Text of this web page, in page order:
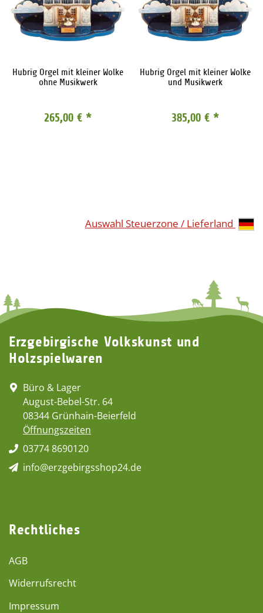
Hubrig Orgel mit kleiner Wolke
ohne Musikwerk
265,00 € *
Hubrig Orgel mit kleiner Wolke
und Musikwerk
385,00 € *
Auswahl Steuerzone / Lieferland
Erzgebirgische Volkskunst und
Holzspielwaren
Büro & Lager
August-Bebel-Str. 64
08344 Grünhain-Beierfeld
Öffnungszeiten
03774 8690120
info@erzgebirgsshop24.de
Rechtliches
AGB
Widerrufsrecht
Impressum